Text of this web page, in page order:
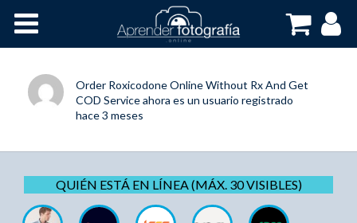
Cursos OnLine
Order Roxicodone Online Without Rx And Get
COD Serviceahora es un usuario registrado
hace 3 meses
QUIÉN ESTÁ EN LÍNEA (MÁX. 30 VISIBLES)